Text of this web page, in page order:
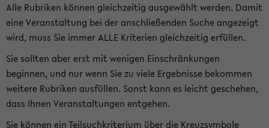
Alle Rubriken können gleichzeitig ausgewählt werden. Damit
eine Veranstaltung bei der anschließenden Suche angezeigt
wird, muss Sie immer ALLE Kriterien gleichzeitig erfüllen.
Sie sollten aber erst mit wenigen Einschränkungen
beginnen, und nur wenn Sie zu viele Ergebnisse bekommen
weitere Rubriken ausfüllen. Sonst kann es leicht geschehen,
dass Ihnen Veranstaltungen entgehen.
Sie können ein Teilsuchkriterium über die Kreuzsymbole